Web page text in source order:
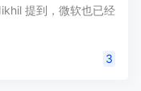
提到，微软也已经
3